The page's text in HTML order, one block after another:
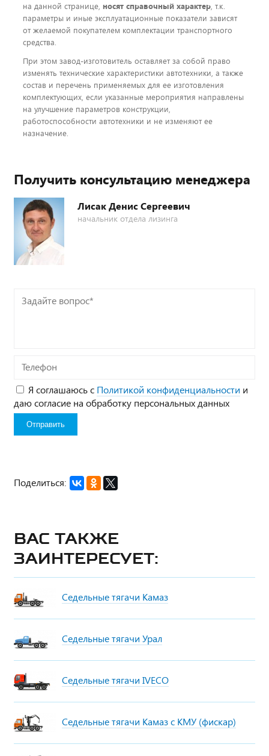
на данной странице, носят справочный характер, т.к.
параметры и иные эксплуатационные показатели зависят
от желаемой покупателем комплектации транспортного
средства.
При этом завод-изготовитель оставляет за собой право
изменять технические характеристики автотехники, а также
состав и перечень применяемых для ее изготовления
комплектующих, если указанные мероприятия направлены
на улучшение параметров конструкции,
работоспособности автотехники и не изменяют ее
назначение.
Получить консультацию менеджера
Лисак Денис Сергеевич
начальник отдела лизинга
Задайте
вопрос*
Телефон
Я соглашаюсь с Политикой конфиденциальности и
даю согласие на обработку персональных данных
Поделиться:
Вас также
заинтересует:
Седельные тягачи Камаз
Седельные тягачи Урал
Седельные тягачи IVECO
Седельные тягачи Камаз с КМУ (фискар)